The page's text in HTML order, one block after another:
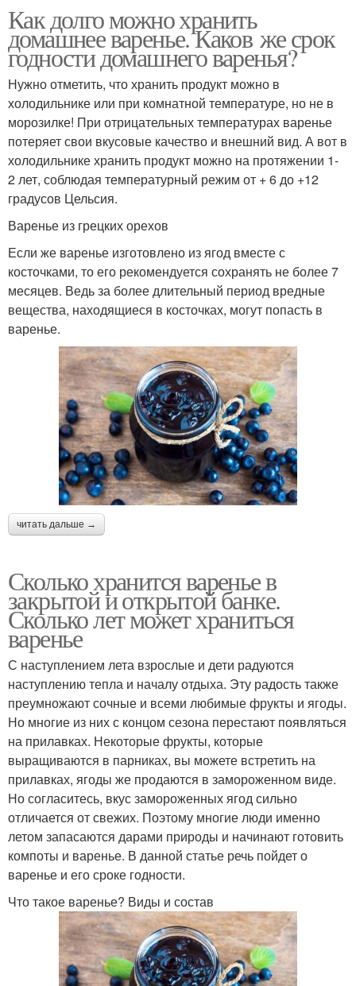
Как долго можно хранить
домашнее варенье. Каков же срок
годности домашнего варенья?
Нужно отметить, что хранить продукт можно в
холодильнике или при комнатной температуре, но не в
морозилке! При отрицательных температурах варенье
потеряет свои вкусовые качество и внешний вид. А вот в
холодильнике хранить продукт можно на протяжении 1-
2 лет, соблюдая температурный режим от + 6 до +12
градусов Цельсия.
Варенье из грецких орехов
Если же варенье изготовлено из ягод вместе с
косточками, то его рекомендуется сохранять не более 7
месяцев. Ведь за более длительный период вредные
вещества, находящиеся в косточках, могут попасть в
варенье.
читать дальше →
Сколько хранится варенье в
закрытой и открытой банке.
Сколько лет может храниться
варенье
С наступлением лета взрослые и дети радуются
наступлению тепла и началу отдыха. Эту радость также
преумножают сочные и всеми любимые фрукты и ягоды.
Но многие из них с концом сезона перестают появляться
на прилавках. Некоторые фрукты, которые
выращиваются в парниках, вы можете встретить на
прилавках, ягоды же продаются в замороженном виде.
Но согласитесь, вкус замороженных ягод сильно
отличается от свежих. Поэтому многие люди именно
летом запасаются дарами природы и начинают готовить
компоты и варенье. В данной статье речь пойдет о
варенье и его сроке годности.
Что такое варенье? Виды и состав